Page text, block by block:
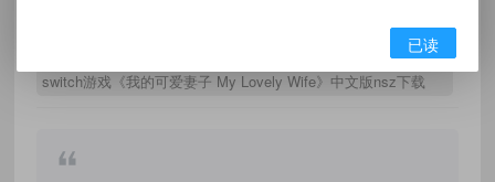
switch游戏《我的可爱妻子 My Lovely Wife》中文版nsz下载
已读